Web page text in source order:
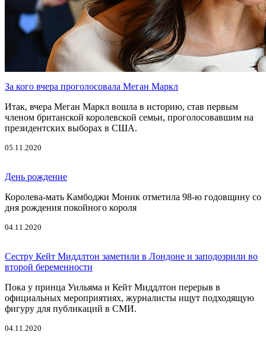
За кого вчера проголосовала Меган Маркл
Итак, вчера Меган Маркл вошла в историю, став первым
членом британской королевской семьи, проголосовавшим на
президентских выборах в США.
05.11.2020
День рождение
Королева-мать Камбоджи Моник отметила 98-ю годовщину со
дня рождения покойного короля
04.11.2020
Сестру Кейт Миддлтон заметили в Лондоне и заподозрили во
второй беременности
Пока у принца Уильяма и Кейт Миддлтон перерыв в
официальных мероприятиях, журналисты ищут подходящую
фигуру для публикаций в СМИ.
04.11.2020